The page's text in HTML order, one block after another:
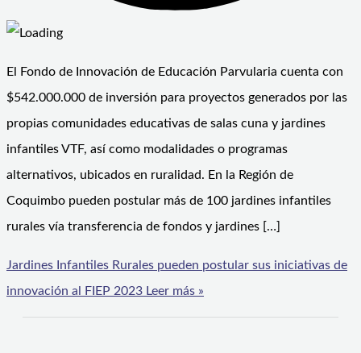
El Fondo de Innovación de Educación Parvularia cuenta con
$542.000.000 de inversión para proyectos generados por las
propias comunidades educativas de salas cuna y jardines
infantiles VTF, así como modalidades o programas
alternativos, ubicados en ruralidad. En la Región de
Coquimbo pueden postular más de 100 jardines infantiles
rurales vía transferencia de fondos y jardines […]
Jardines Infantiles Rurales pueden postular sus iniciativas de
innovación al FIEP 2023 Leer más »